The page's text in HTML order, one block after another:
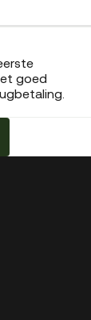
goed